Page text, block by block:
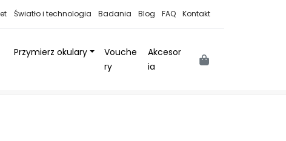
Światło i technologia Badania Blog FAQ Kontakt
Przymierz okulary
Vouche
ry
Akcesor
ia